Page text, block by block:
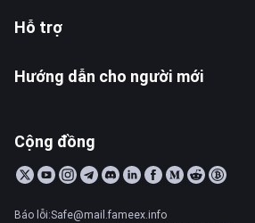
Hỗ trợ
Hướng dẫn cho người mới
Cộng đồng
Báo lỗi:Safe@mail.fameex.info